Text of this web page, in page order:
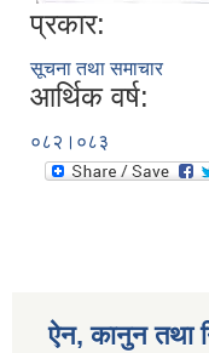
प्रकार:
सूचना तथा समाचार
आर्थिक वर्ष:
०८२।०८३
ऐन, कानुन तथा